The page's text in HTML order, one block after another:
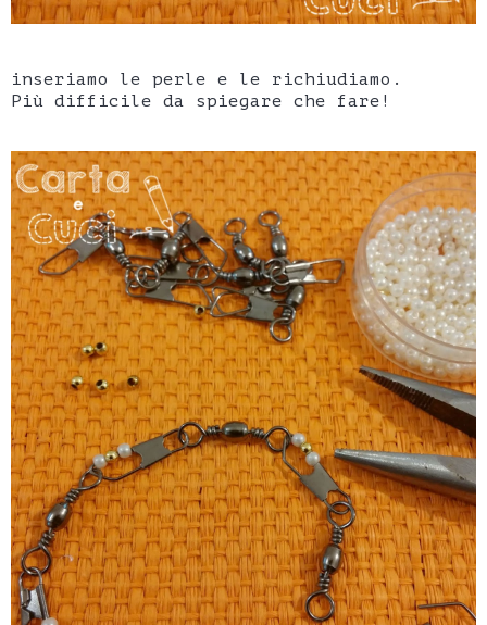
inseriamo le perle e le richiudiamo.
Più difficile da spiegare che fare!